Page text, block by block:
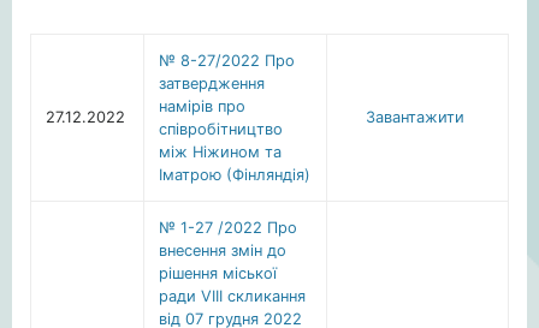
27.12.2022
№ 8-27/2022 Про
затвердження
намірів про
співробітництво
між Ніжином та
Іматрою (Фінляндія)
Завантажити
№ 1-27 /2022 Про
внесення змін до
рішення міської
ради VІІІ скликання
від 07 грудня 2022